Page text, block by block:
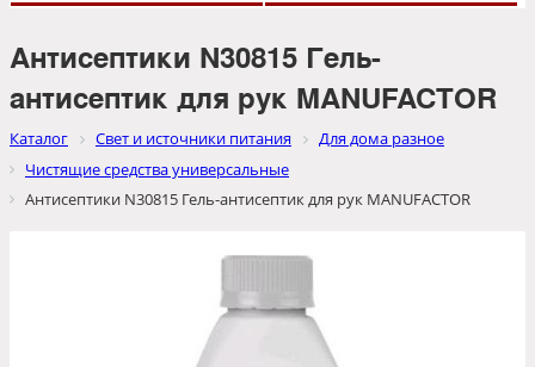
Антисептики N30815 Гель-
антисептик для рук MANUFACTOR
Каталог Свет и источники питания
Для дома разное
Чистящие средства универсальные
Антисептики N30815 Гель-антисептик для рук MANUFACTOR